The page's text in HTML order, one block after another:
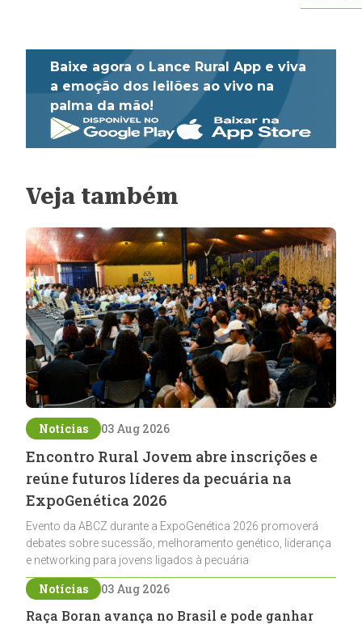
Baixe agora o Lance Rural App e viva
a emoção dos leilões ao vivo na
palma da mão!
Veja também
Notícias 03 Aug 2026
Encontro Rural Jovem abre inscrições e
reúne futuros líderes da pecuária na
ExpoGenética 2026
Evento da ABCZ durante a ExpoGenética 2026 promoverá
debates sobre sucessão, melhoramento genético, liderança
e networking para jovens ligados à pecuária
Notícias 03 Aug 2026
Raça Boran avança no Brasil e pode ganhar